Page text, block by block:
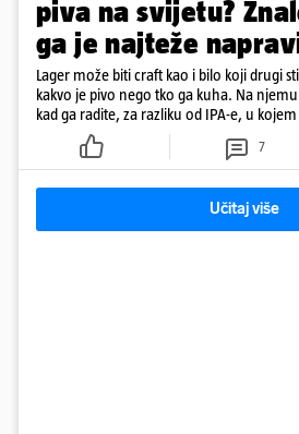
piva na svijetu?
ga je najteže
Lager može biti craft kao i bilo koji drugi
kakvo je pivo nego tko ga kuha. Na
kad ga radite, za razliku od IPA-e, u
7
Učitaj više